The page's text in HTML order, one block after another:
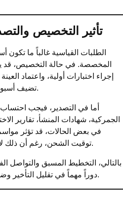
تأثير التخصيص
الطلبات القياسية غالباً ما تكون
المخصصة. في حالة التخصيص، قد
إجراء اختبارات أولية، واعتماد
تضيف أسبوعين أو أكثر إلى الجدول الزمني.
أما في التصدير، فيجب
الجمركية، شهادات المنشأ، تقارير
في بعض الحالات، قد تؤثر
توقيت الشحن، رغم أن ذلك لا يدخل مباشرة في مدة التصنيع.
بالتالي، التخطيط المسبق والتواصل
دوراً مهماً في تقليل التأخير وضمان التسليم في الموعد المحدد.